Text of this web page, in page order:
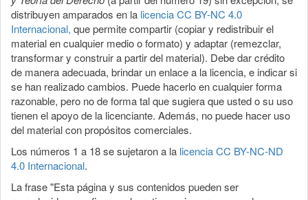
distribuyen amparados en la licencia CC BY-NC 4.0
Internacional, que permite compartir (copiar y redistribuir el
material en cualquier medio o formato) y adaptar (remezclar,
transformar y construir a partir del material). Debe dar crédito
de manera adecuada, brindar un enlace a la licencia, e indicar si
se han realizado cambios. Puede hacerlo en cualquier forma
razonable, pero no de forma tal que sugiera que usted o su uso
tienen el apoyo de la licenciante. Además, no puede hacer uso
del material con propósitos comerciales.
Los números 1 a 18 se sujetaron a la licencia CC BY-NC-ND
4.0 Internacional.
La frase "Esta página y sus contenidos pueden ser